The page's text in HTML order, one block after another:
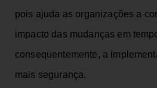
pois ajuda as organizações a
impacto das mudanças em
consequentemente, a
mais segurança.